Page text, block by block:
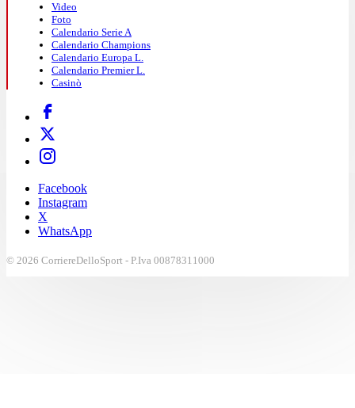
Video
Foto
Calendario Serie A
Calendario Champions
Calendario Europa L.
Calendario Premier L.
Casinò
Facebook
Instagram
X
WhatsApp
© 2026 CorriereDelloSport - P.Iva 00878311000